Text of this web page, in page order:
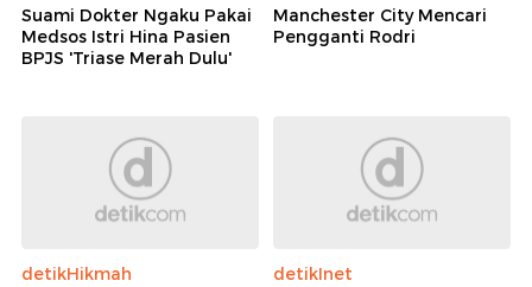
Suami Dokter Ngaku Pakai
Medsos Istri Hina Pasien
BPJS 'Triase Merah Dulu'
Manchester City Mencari
Pengganti Rodri
detikHikmah
detikInet